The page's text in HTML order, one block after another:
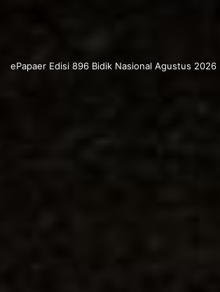
ePapaer Edisi 896 Bidik Nasional Agustus 2026